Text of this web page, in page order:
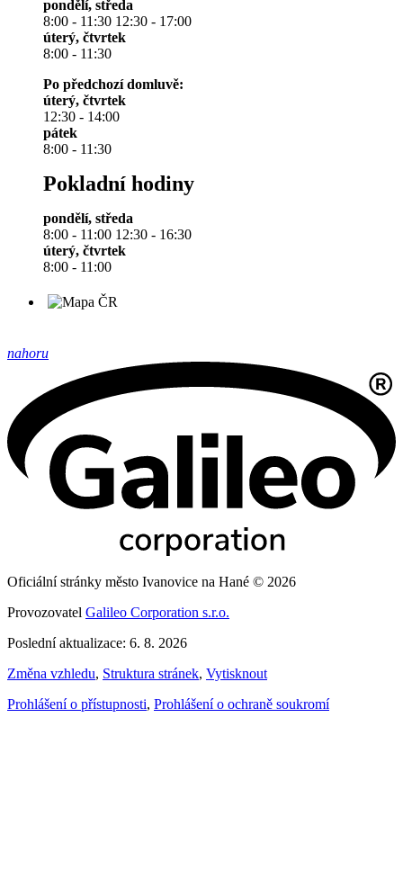
pondělí, středa
8:00 - 11:30 12:30 - 17:00
úterý, čtvrtek
8:00 - 11:30
Po předchozí domluvě:
úterý, čtvrtek
12:30 - 14:00
pátek
8:00 - 11:30
Pokladní hodiny
pondělí, středa
8:00 - 11:00 12:30 - 16:30
úterý, čtvrtek
8:00 - 11:00
nahoru
Oficiální stránky město Ivanovice na Hané © 2026
Provozovatel Galileo Corporation s.r.o.
Poslední aktualizace: 6. 8. 2026
Změna vzhledu, Struktura stránek, Vytisknout
Prohlášení o přístupnosti, Prohlášení o ochraně soukromí